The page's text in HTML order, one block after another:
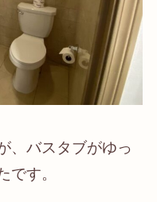
、バスタブがゆっ
です。